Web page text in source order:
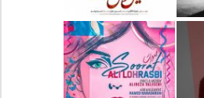
دانلود آهنگ جدید علیرضا
قربانی بنام خیال خوش